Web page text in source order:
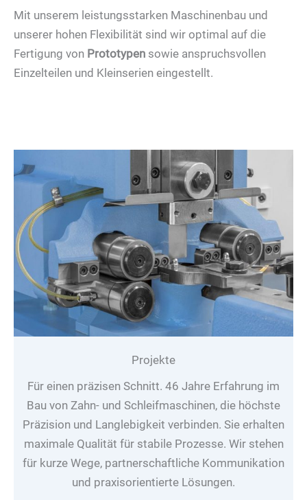
Mit unserem leistungsstarken Maschinenbau und
unserer hohen Flexibilität sind wir optimal auf die
Fertigung von Prototypen sowie anspruchsvollen
Einzelteilen und Kleinserien eingestellt.
Projekte
Für einen präzisen Schnitt. 46 Jahre Erfahrung im
Bau von Zahn- und Schleifmaschinen, die höchste
Präzision und Langlebigkeit verbinden. Sie erhalten
maximale Qualität für stabile Prozesse. Wir stehen
für kurze Wege, partnerschaftliche Kommunikation
und praxisorientierte Lösungen.